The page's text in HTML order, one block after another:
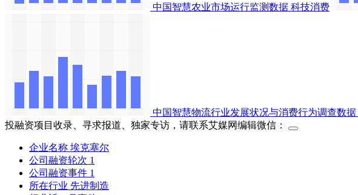
中国智慧农业市场运行监测数据 科技消费
中国智慧物流行业发展状况与消费行为调查数据
投融资项目收录、寻求报道、独家专访，请联系艾媒网编辑微信：
企业名称 埃克塞尔
公司融资轮次 1
公司融资事件 1
所在行业 先进制造